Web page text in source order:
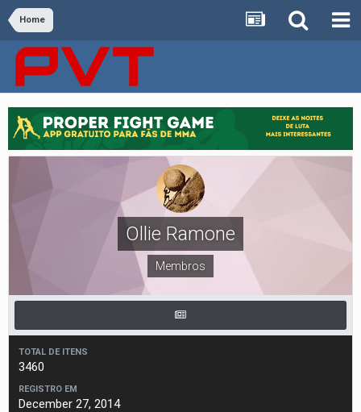
Home
Ollie Ramone
Membros
TOTAL DE ITENS
3460
REGISTRO EM
December 27, 2014